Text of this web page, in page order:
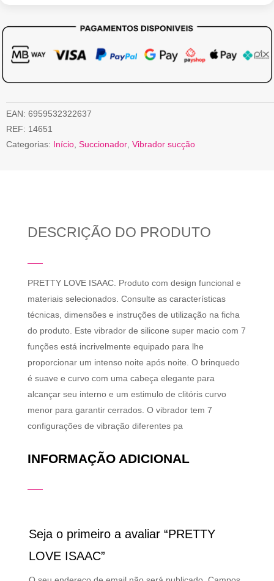
EAN: 6959532322637
REF: 14651
Categorias: Início Succionador Vibrador sucção
DESCRIÇÃO DO PRODUTO
PRETTY LOVE ISAAC. Produto com design funcional e
materiais selecionados. Consulte as características
técnicas, dimensões e instruções de utilização na ficha
do produto. Este vibrador de silicone super macio com 7
funções está incrivelmente equipado para lhe
proporcionar um intenso noite após noite. O brinquedo
é suave e curvo com uma cabeça elegante para
alcançar seu interno e um estimulo de clitóris curvo
menor para garantir cerrados. O vibrador tem 7
configurações de vibração diferentes pa
INFORMAÇÃO ADICIONAL
Seja o primeiro a avaliar “PRETTY
LOVE ISAAC”